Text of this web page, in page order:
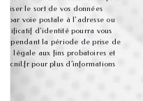
le sort de vos données
par voie postale à l'adresse ou
d'identité pourra vous
pendant la période de prise de
légale aux fins probatoires et
cnil.fr pour plus d’informations